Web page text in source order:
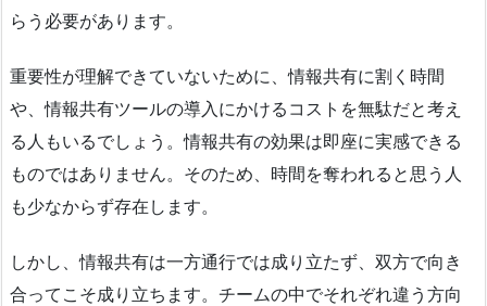
らう必要があります。
重要性が理解できていないために、情報共有に割く時間
や、情報共有ツールの導入にかけるコストを無駄だと考え
る人もいるでしょう。情報共有の効果は即座に実感できる
ものではありません。そのため、時間を奪われると思う人
も少なからず存在します。
しかし、情報共有は一方通行では成り立たず、双方で向き
合ってこそ成り立ちます。チームの中でそれぞれ違う方向